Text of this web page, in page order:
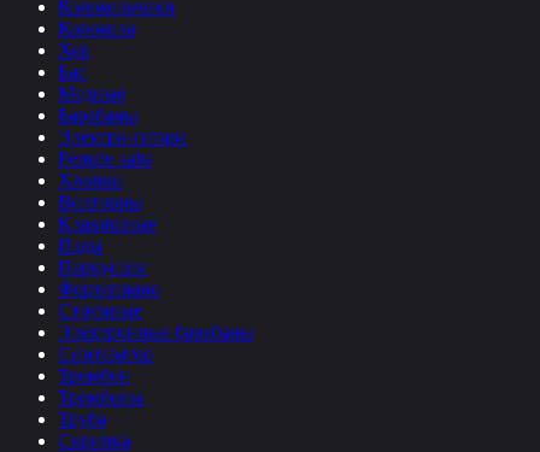
Колокольчики
Колокола
Хор
Бас
Медные
Барабаны
Электро-гитара
Female aahs
Хлопки
Волторны
Клавишные
Пэды
Перкуссия
Фортепиано
Струнные
Электронные барабаны
Синтезатор
Тромбон
Тромбоны
Труба
Скрипка